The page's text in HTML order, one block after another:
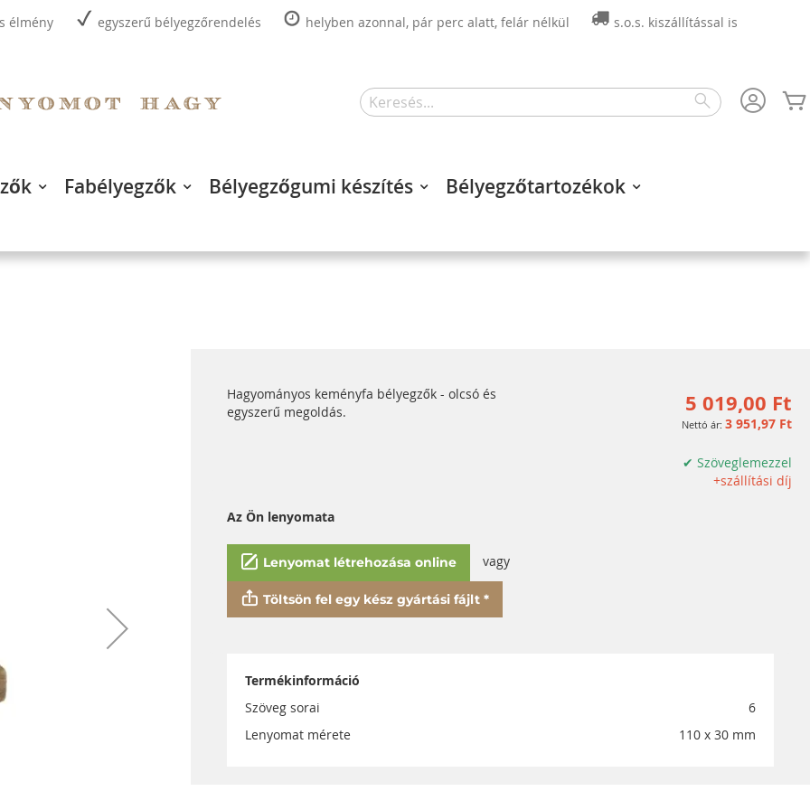
élmény egyszerű bélyegzőrendelés helyben azonnal, pár perc alatt, felár nélkül
s.o.s. kiszállítással is
Search
Fabélyegzők Bélyegzőgumi készítés
Bélyegzőtartozékok
5 019,00 Ft
3 951,97 Ft
✔ Szöveglemezzel
+szállítási díj
Hagyományos keményfa bélyegzők - olcsó és
egyszerű megoldás.
Az Ön lenyomata
Lenyomat létrehozása online vagy
Töltsön fel egy kész gyártási fájlt *
Termékinformáció
Szöveg sorai
6
Lenyomat mérete
110 x 30 mm